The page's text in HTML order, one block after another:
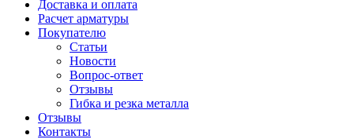
нержавеющий
никельсодержащий
Шестигранник
нержавеющий
никельсодержащий
Шестигранник
нержавеющий
безникелевый
Доставка и оплата
Расчет арматуры
Покупателю
Статьи
Новости
Вопрос-ответ
Отзывы
Гибка и резка металла
Отзывы
Контакты